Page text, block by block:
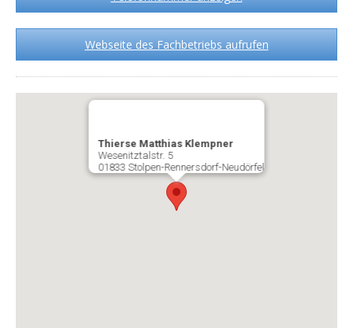
Webseite des Fachbetriebs aufrufen
Thierse Matthias Klempner
Wesenitztalstr. 5
01833 Stolpen-Rennersdorf-Neudörfel